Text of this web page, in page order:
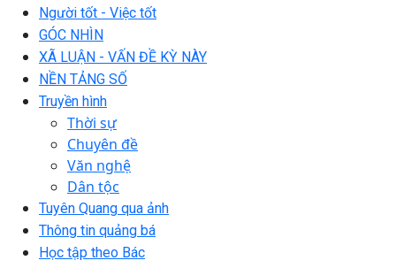
Người tốt - Việc tốt
GÓC NHÌN
XÃ LUẬN - VẤN ĐỀ KỲ NÀY
NỀN TẢNG SỐ
Truyền hình
Thời sự
Chuyên đề
Văn nghệ
Dân tộc
Tuyên Quang qua ảnh
Thông tin quảng bá
Học tập theo Bác